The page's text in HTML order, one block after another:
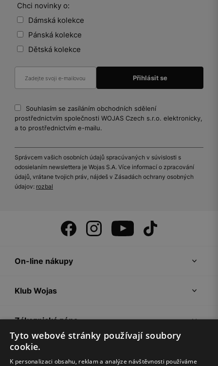
Chci novinky o:
Dámská kolekce
Pánská kolekce
Dětská kolekce
Souhlasím se zasíláním obchodních sdělení
prostřednictvím společnosti WOJAS Czech s.r.o. elektronicky,
a to prostřednictvím e-mailu.
Správcem vašich osobních údajů spracúvaných v súvislosti s
odosielaním newslettera je Wojas S.A. Více informací o zpracování
údajů, vrátane tvojich práv, nájdeš v Zásadách ochrany osobných
údajov: rozbal
On-line nákupy
Klub Wojas
Zákaznická zóna
Společnost Wojas
Tyto webové stránky používají soubory
cookie.
K personalizaci obsahu, reklam a analýze návštěvnosti používáme